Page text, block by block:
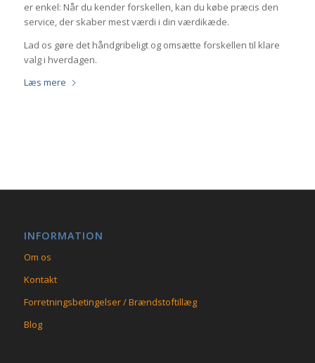
er enkel: Når du kender forskellen, kan du købe præcis den
service, der skaber mest værdi i din værdikæde.
Lad os gøre det håndgribeligt og omsætte forskellen til klare
valg i hverdagen.
Læs mere
INFORMATION
Om os
Kontakt
Forretningsbetingelser / Brændstoftillæg
Blog